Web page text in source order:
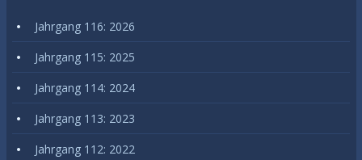
Jahrgang 116: 2026
Jahrgang 115: 2025
Jahrgang 114: 2024
Jahrgang 113: 2023
Jahrgang 112: 2022